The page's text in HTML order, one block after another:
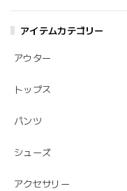
アイテムカテゴリー
アウター
トップス
パンツ
シューズ
アクセサリー